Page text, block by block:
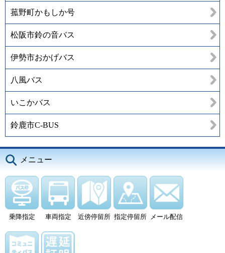
菰野町かもしか号
松阪市鈴の音バス
伊勢市おかげバス
八風バス
いこかバス
鈴鹿市C-BUS
メニュー
乗降指定 車両指定 近傍停留所 指定停留所 メール配信